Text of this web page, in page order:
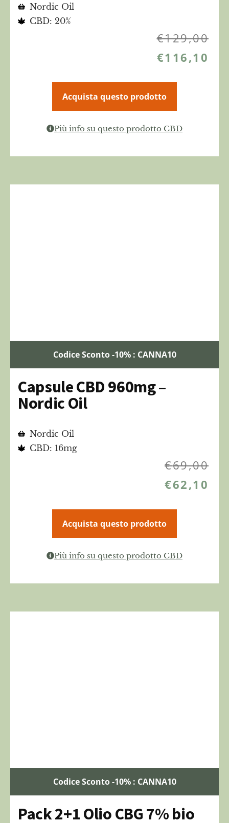
Nordic Oil
CBD: 20%
€129,00
€116,10
Acquista questo prodotto
Più info su questo prodotto CBD
Codice Sconto -10% : CANNA10
Capsule CBD 960mg –
Nordic Oil
Nordic Oil
CBD: 16mg
€69,00
€62,10
Acquista questo prodotto
Più info su questo prodotto CBD
Codice Sconto -10% : CANNA10
Pack 2+1 Olio CBG 7% bio